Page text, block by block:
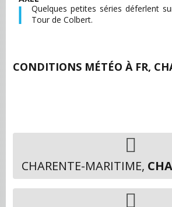
Quelques petites séries déferlent
Tour de Colbert.
CONDITIONS MÉTÉO À FR,
CHARENTE-MARITIME,